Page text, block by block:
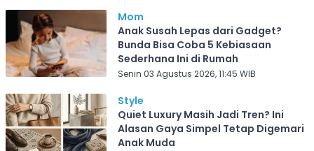
Mom
Anak Susah Lepas dari Gadget?
Bunda Bisa Coba 5 Kebiasaan
Sederhana Ini di Rumah
Senin 03 Agustus 2026, 11:45 WIB
Style
Quiet Luxury Masih Jadi Tren? Ini
Alasan Gaya Simpel Tetap Digemari
Anak Muda